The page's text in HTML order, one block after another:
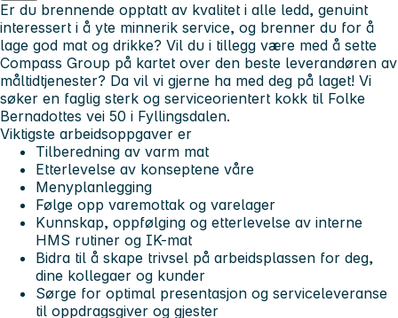
Er du brennende opptatt av kvalitet i alle ledd, genuint
interessert i å yte minnerik service, og brenner du for å
lage god mat og drikke? Vil du i tillegg være med å sette
Compass Group på kartet over den beste leverandøren av
måltidtjenester? Da vil vi gjerne ha med deg på laget! Vi
søker en faglig sterk og serviceorientert kokk til Folke
Bernadottes vei 50 i Fyllingsdalen.
Viktigste arbeidsoppgaver er
Tilberedning av varm mat
Etterlevelse av konseptene våre
Menyplanlegging
Følge opp varemottak og varelager
Kunnskap, oppfølging og etterlevelse av interne
HMS rutiner og IK-mat
Bidra til å skape trivsel på arbeidsplassen for deg,
dine kollegaer og kunder
Sørge for optimal presentasjon og serviceleveranse
til oppdragsgiver og gjester